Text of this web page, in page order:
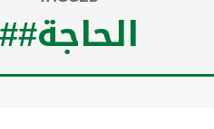
الحاجة##